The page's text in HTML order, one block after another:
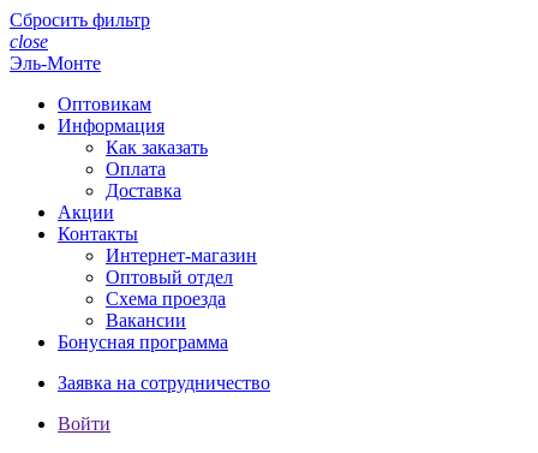
Сбросить фильтр
close
Эль-Монте
Оптовикам
Информация
Как заказать
Оплата
Доставка
Акции
Контакты
Интернет-магазин
Оптовый отдел
Схема проезда
Вакансии
Бонусная программа
Заявка на сотрудничество
Войти